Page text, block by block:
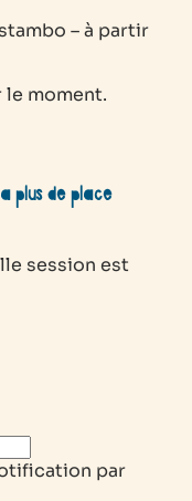
– à partir
moment.
plus de place
session est
par